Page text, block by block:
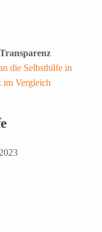
die Selbsthilfe in
im Vergleich